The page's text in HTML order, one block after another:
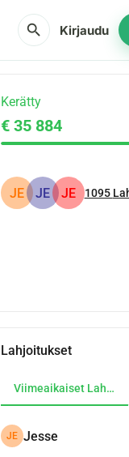
search Kirjaudu
Kerätty
€ 35 884
JE JE JE 1095
Lahjoitukset
Viimeaikaiset
JE Jesse